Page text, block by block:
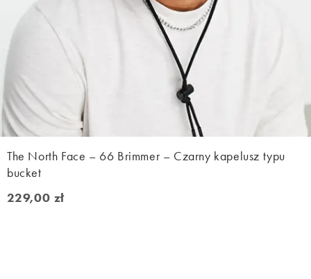
The North Face – 66 Brimmer – Czarny kapelusz typu
bucket
229,00 zł
229,00 zł